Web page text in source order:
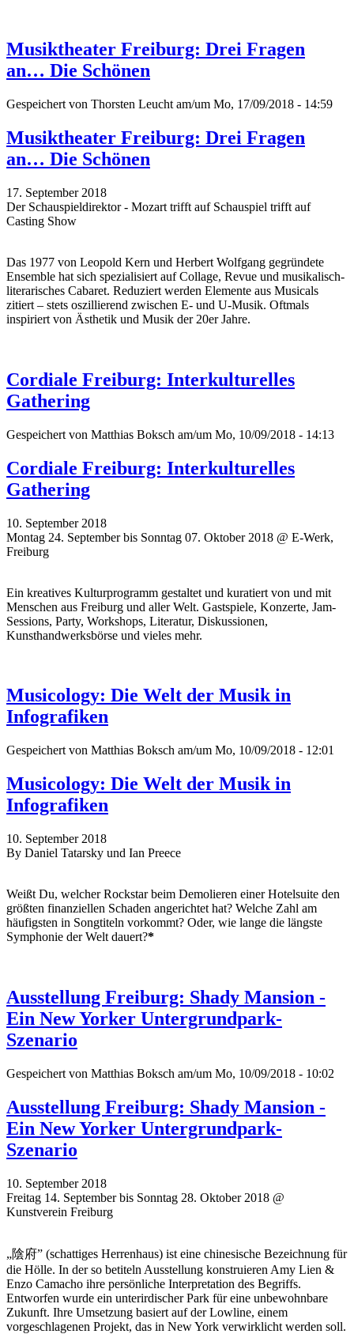
Musiktheater Freiburg: Drei Fragen
an… Die Schönen
Gespeichert von Thorsten Leucht am/um Mo, 17/09/2018 - 14:59
Musiktheater Freiburg: Drei Fragen
an… Die Schönen
17. September 2018
Der Schauspieldirektor - Mozart trifft auf Schauspiel trifft auf
Casting Show
Das 1977 von Leopold Kern und Herbert Wolfgang gegründete
Ensemble hat sich spezialisiert auf Collage, Revue und musikalisch-
literarisches Cabaret. Reduziert werden Elemente aus Musicals
zitiert – stets oszillierend zwischen E- und U-Musik. Oftmals
inspiriert von Ästhetik und Musik der 20er Jahre.
Cordiale Freiburg: Interkulturelles
Gathering
Gespeichert von Matthias Boksch am/um Mo, 10/09/2018 - 14:13
Cordiale Freiburg: Interkulturelles
Gathering
10. September 2018
Montag 24. September bis Sonntag 07. Oktober 2018 @ E-Werk,
Freiburg
Ein kreatives Kulturprogramm gestaltet und kuratiert von und mit
Menschen aus Freiburg und aller Welt. Gastspiele, Konzerte, Jam-
Sessions, Party, Workshops, Literatur, Diskussionen,
Kunsthandwerksbörse und vieles mehr.
Musicology: Die Welt der Musik in
Infografiken
Gespeichert von Matthias Boksch am/um Mo, 10/09/2018 - 12:01
Musicology: Die Welt der Musik in
Infografiken
10. September 2018
By Daniel Tatarsky und Ian Preece
Weißt Du, welcher Rockstar beim Demolieren einer Hotelsuite den
größten finanziellen Schaden angerichtet hat? Welche Zahl am
häufigsten in Songtiteln vorkommt? Oder, wie lange die längste
Symphonie der Welt dauert?*
Ausstellung Freiburg: Shady Mansion -
Ein New Yorker Untergrundpark-
Szenario
Gespeichert von Matthias Boksch am/um Mo, 10/09/2018 - 10:02
Ausstellung Freiburg: Shady Mansion -
Ein New Yorker Untergrundpark-
Szenario
10. September 2018
Freitag 14. September bis Sonntag 28. Oktober 2018 @
Kunstverein Freiburg
„陰府” (schattiges Herrenhaus) ist eine chinesische Bezeichnung für
die Hölle. In der so betiteln Ausstellung konstruieren Amy Lien &
Enzo Camacho ihre persönliche Interpretation des Begriffs.
Entworfen wurde ein unterirdischer Park für eine unbewohnbare
Zukunft. Ihre Umsetzung basiert auf der Lowline, einem
vorgeschlagenen Projekt, das in New York verwirklicht werden soll.